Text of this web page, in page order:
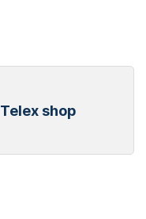
Telex shop